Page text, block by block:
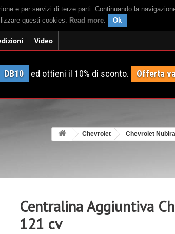
e per servizi di terze parti. Continuando la
questi cookies. Read more. Ok
Video
DB10 ed ottieni il 10% di sconto. Offerta
Chevrolet Chevrolet Nubira
Centralina Aggiuntiva
121 cv